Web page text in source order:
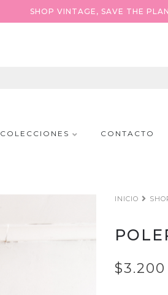
SHOP VINTAGE, SAVE THE
COLECCIONES CONTACTO
INICIO
$3.200